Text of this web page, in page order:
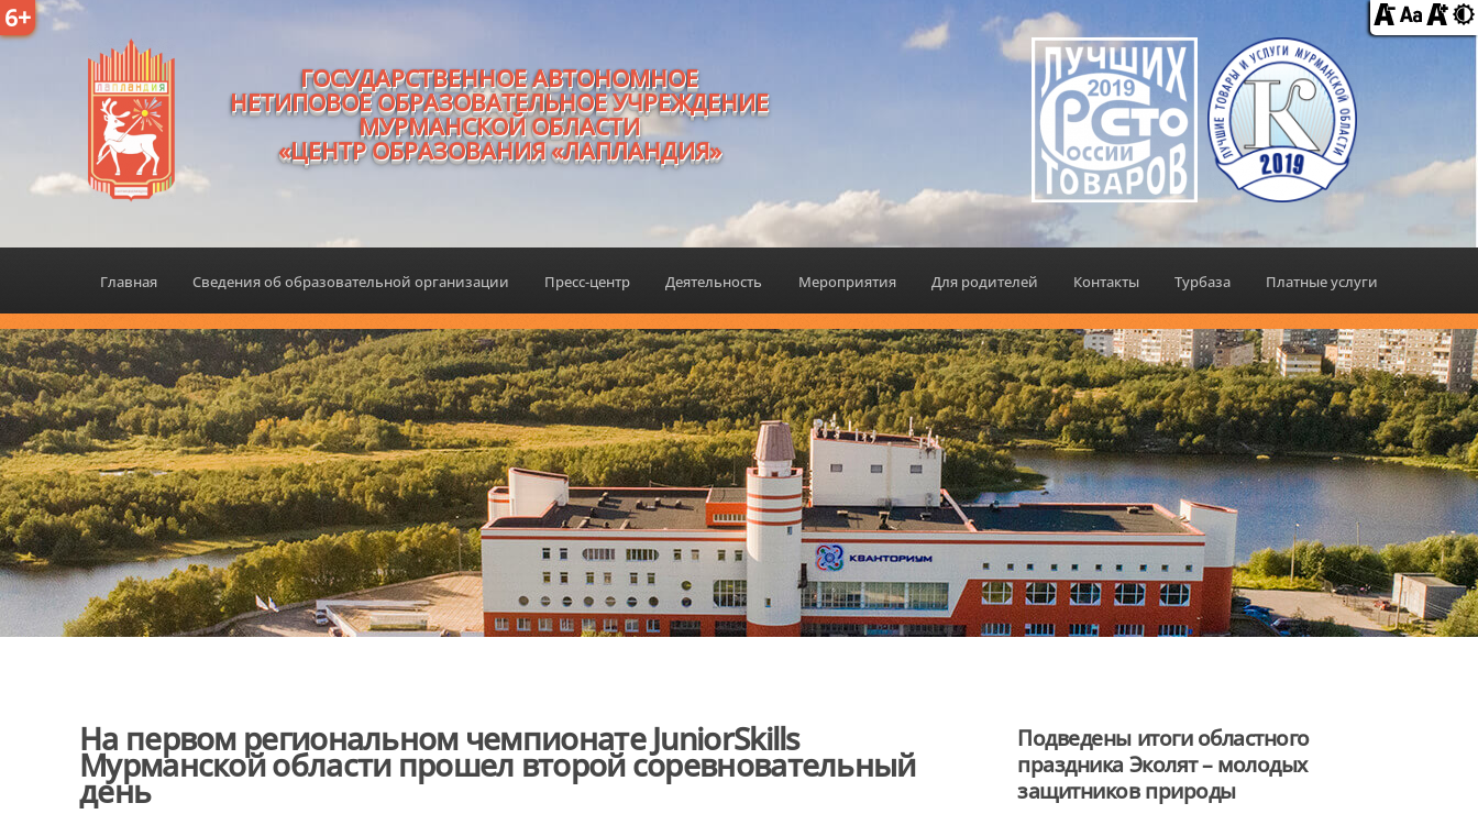
6+
ГОСУДАРСТВЕННОЕ АВТОНОМНОЕ
НЕТИПОВОЕ ОБРАЗОВАТЕЛЬНОЕ УЧРЕЖДЕНИЕ
МУРМАНСКОЙ ОБЛАСТИ
«ЦЕНТР ОБРАЗОВАНИЯ «ЛАПЛАНДИЯ»
Главная Сведения об образовательной организации Пресс-центр Деятельность Мероприятия Для родителей Контакты Турбаза Платные услуги
На первом региональном чемпионате JuniorSkills
Мурманской области прошел второй соревновательный
день
Подведены итоги областного
праздника Эколят – молодых
защитников природы